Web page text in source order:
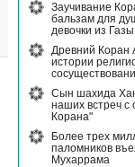
Заучивание
бальзам для
девочки из
Древний Коран
истории
Сын шахида
наших встреч с
Корана"
Более трех
паломников
Мухаррама